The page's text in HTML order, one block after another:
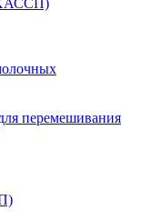
ХАССП)
перемешивания